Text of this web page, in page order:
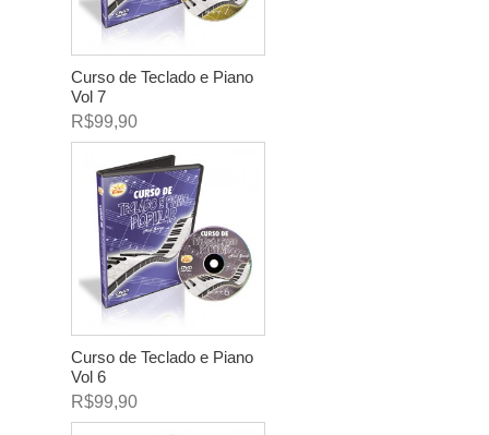
Curso de Teclado e Piano
Vol 7
R$99,90
Curso de Teclado e Piano
Vol 6
R$99,90